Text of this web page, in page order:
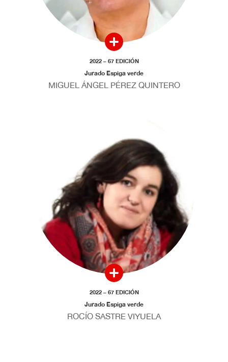
2022 – 67 EDICIÓN
Jurado Espiga verde
MIGUEL ÁNGEL PÉREZ QUINTERO
2022 – 67 EDICIÓN
Jurado Espiga verde
ROCÍO SASTRE VIYUELA